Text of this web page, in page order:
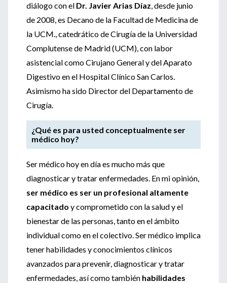
diálogo con el Dr. Javier Arias Díaz, desde junio
de 2008, es Decano de la Facultad de Medicina de
la UCM., catedrático de Cirugía de la Universidad
Complutense de Madrid (UCM), con labor
asistencial como Cirujano General y del Aparato
Digestivo en el Hospital Clínico San Carlos.
Asimismo ha sido Director del Departamento de
Cirugía.
¿Qué es para usted conceptualmente ser
médico hoy?
Ser médico hoy en día es mucho más que
diagnosticar y tratar enfermedades. En mi opinión,
ser médico es ser un profesional altamente
capacitado y comprometido con la salud y el
bienestar de las personas, tanto en el ámbito
individual como en el colectivo. Ser médico implica
tener habilidades y conocimientos clínicos
avanzados para prevenir, diagnosticar y tratar
enfermedades, así como también habilidades